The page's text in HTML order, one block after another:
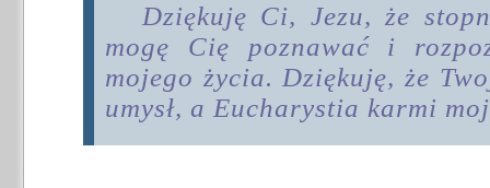
Dziękuję Ci, Jezu, że
mogę Cię poznawać i
mojego życia. Dziękuję, że
umysł, a Eucharystia karmi